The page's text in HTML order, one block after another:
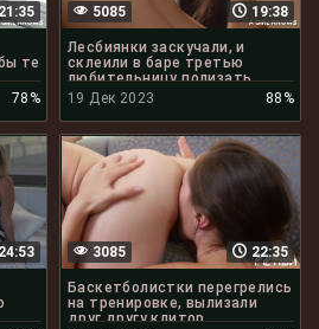
те
78%
19:38
5085
Лесбиянки заскучали, и
склеили в баре третью
любительницу полизать
клитор
19 Дек 2023 88%
24:53 22:35
3085
Баскетболистки перегрелись
на тренировке, вылизали
друг другу клитор